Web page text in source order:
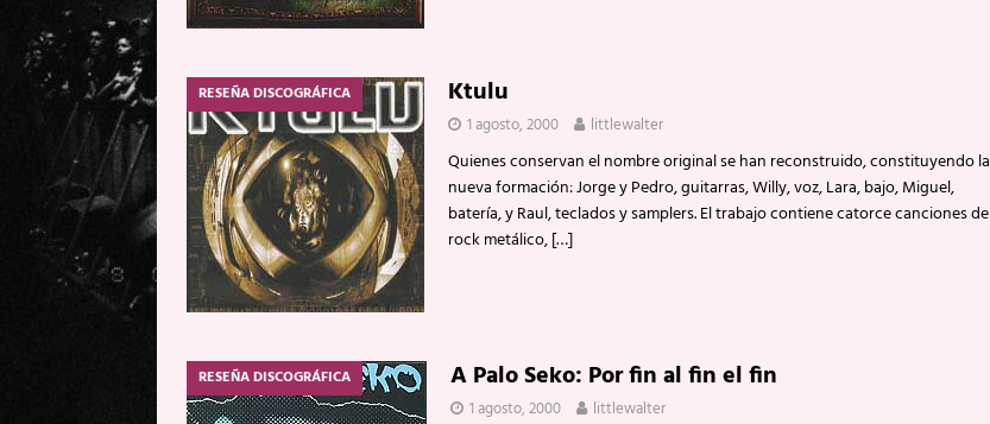
RESEÑA DISCOGRÁFICA Ktulu
1 agosto, 2000 littlewalter
Quienes conservan el nombre original se han reconstruido, constituyendo la
nueva formación: Jorge y Pedro, guitarras, Willy, voz, Lara, bajo, Miguel,
batería, y Raul, teclados y samplers. El trabajo contiene catorce canciones de
rock metálico,[…]
RESEÑA DISCOGRÁFICA A Palo Seko: Por fin al fin el fin
1 agosto, 2000 littlewalter